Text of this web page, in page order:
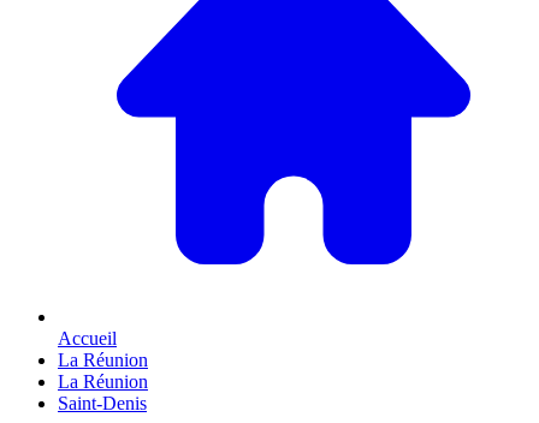
Accueil
La Réunion
La Réunion
Saint-Denis